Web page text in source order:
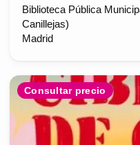
Biblioteca Pública
Canillejas)
Madrid
Consultar precio